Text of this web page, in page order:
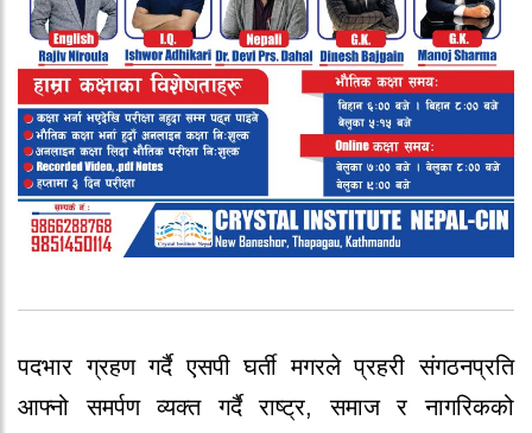
पदभार ग्रहण गर्दै एसपी घर्ती मगरले प्रहरी संगठनप्रति
आफ्नो समर्पण व्यक्त गर्दै राष्ट्र, समाज र नागरिकको